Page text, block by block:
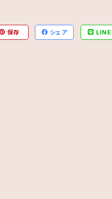
保存 シェア LINE